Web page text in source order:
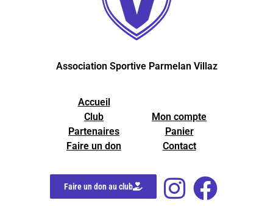
Association Sportive Parmelan Villaz
Accueil
Club
Partenaires
Faire un don
Mon compte
Panier
Contact
Faire un don au club